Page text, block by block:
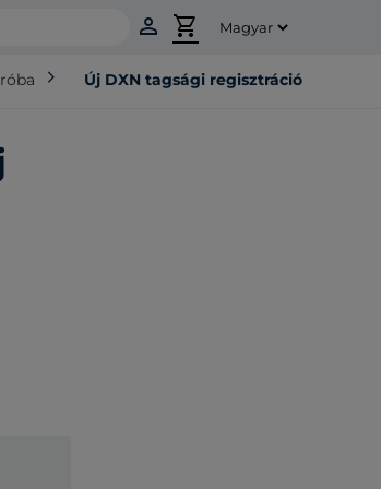
person shopping_cart
chevron_right
csomagÚj DXN tagsági regisztráció